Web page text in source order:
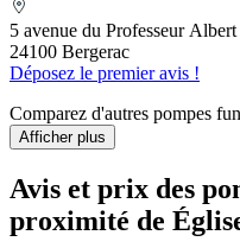
5 avenue du Professeur
24100 Bergerac
Déposez le premier avis !
Comparez d'autres pompes
Afficher plus
Avis et prix des
proximité de